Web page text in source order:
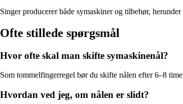
Singer producerer både symaskiner og tilbehør,
Ofte stillede spørgsmål
Hvor ofte skal man skifte symaskinenål?
Som tommelfingerregel bør du skifte nålen efter 6–8
Hvordan ved jeg, om nålen er slidt?